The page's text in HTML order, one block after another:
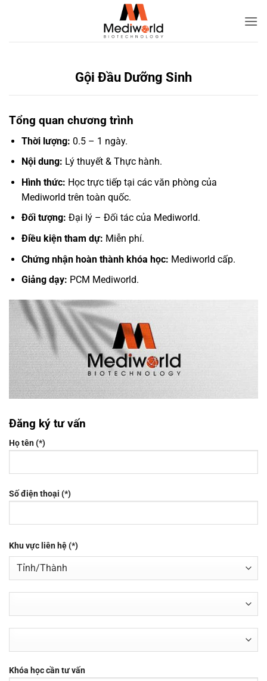
Gội Đầu Dưỡng Sinh
Tổng quan chương trình
Thời lượng: 0.5 – 1 ngày.
Nội dung: Lý thuyết & Thực hành.
Hình thức: Học trực tiếp tại các văn phòng của
Mediworld trên toàn quốc.
Đối tượng: Đại lý – Đối tác của Mediworld.
Điều kiện tham dự: Miễn phí.
Chứng nhận hoàn thành khóa học: Mediworld cấp.
Giảng dạy: PCM Mediworld.
Đăng ký tư vấn
Họ tên (*)
Số điện thoại (*)
Khu vực liên hệ (*)
Khóa học cần tư vấn